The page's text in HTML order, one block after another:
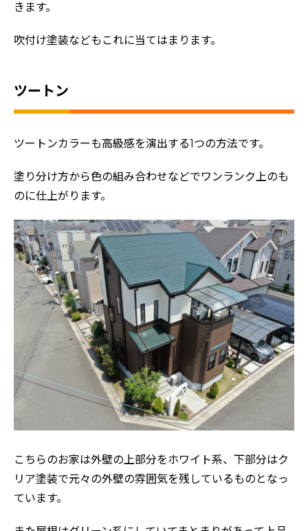
きます。
吹付け塗装などもこれに当てはまります。
ツートン
ツートンカラーも高級感を演出する1つの方法です。
塗り分け方から色の組み合わせなどでワンランク上のも
のに仕上がります。
こちらのお家は外壁の上部分をホワイト系、下部分はク
リア塗装で元々の外壁の雰囲気を残しているものとなっ
ています。